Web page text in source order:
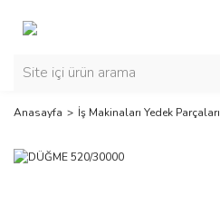
Anasayfa İş Makinaları Yedek Parçaları